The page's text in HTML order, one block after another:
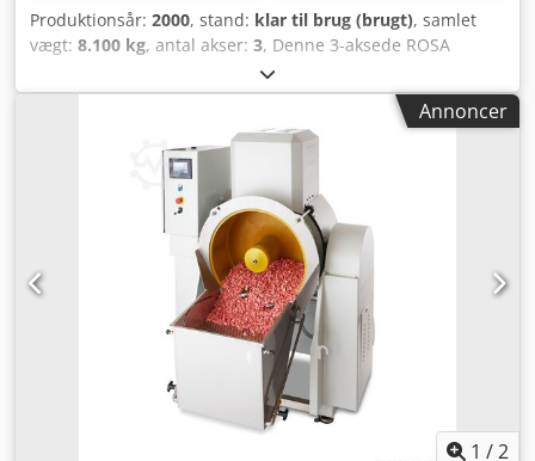
Produktionsår: 2000, stand: klar til brug (brugt), samlet
vægt: 8.100 kg, antal akser: 3, Denne 3-aksede ROSA
ERMANDO STEEL 11.7 CN blev fremstillet i år 2000.
Maskinen er udstyret med en ECS 2401-styring, en
slibeflade på 1.000 x 750 mm og en slibehøjde på 600 mm.
Maskinen kan håndtere en bordbelastning på op til 1.400
kg og har en længdehastighed på 1-38 m/min. Overvej
muligheden for at købe denne planslibemaskine ROSA
ERMANDO STEEL 11.7 CN. Kontakt os for yderligere
information om denne maskine. • Slibeflade: 1.000 x 750
mm • Tværgående vandring: 750 mm • Længdegående
vandring: 1.000 mm • Slibehøjde: 600 mm •
Længdehastighed: 1-38 m/min • Brugbar bordflade: 1.100 x
500 mm Crjdjygl Hzopfx Ad Isf • Tilladt bordbelastning:
1.400 kg • Hjulmål: Ø 400 x 30 mm • Omdrejningstal: 1.450
Annoncer
1 /2